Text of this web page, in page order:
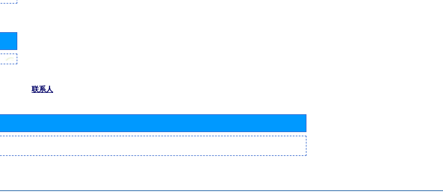
联系人